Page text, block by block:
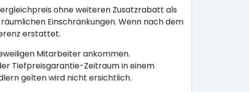
ohne weiteren Zusatzrabatt als
Einschränkungen. Wenn nach dem
erstattet.
Mitarbeiter ankommen.
Tiefpreisgarantie-Zeitraum in einem
gelten wird nicht ersichtlich.